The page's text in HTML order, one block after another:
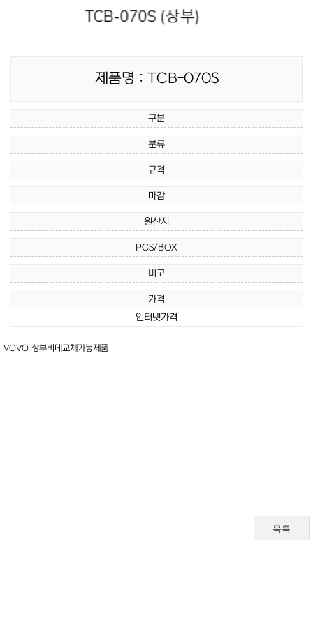
제품명 : TCB-070S
구분
분류
규격
마감
원산지
PCS/BOX
비고
가격
인터넷가격
VOVO 상부비데교체가능제품
목록